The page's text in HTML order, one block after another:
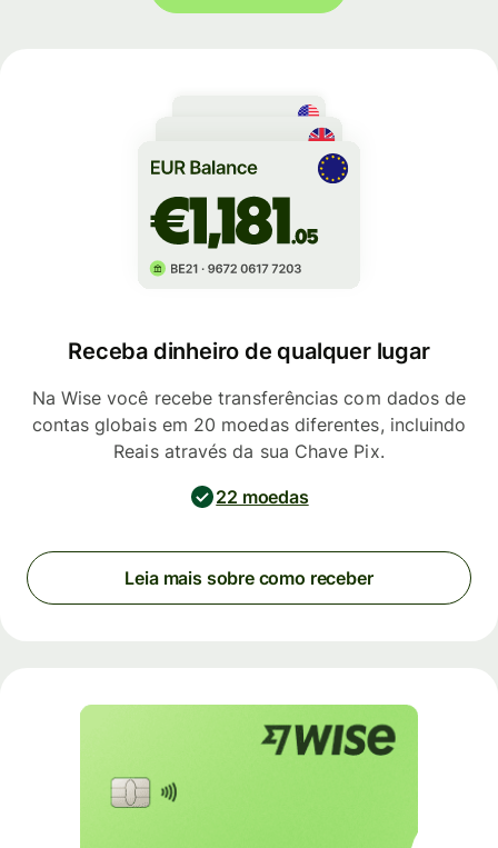
Receba dinheiro de qualquer lugar
Na Wise você recebe transferências com dados de
contas globais em 20 moedas diferentes, incluindo
Reais através da sua Chave Pix.
22 moedas
Leia mais sobre como receber